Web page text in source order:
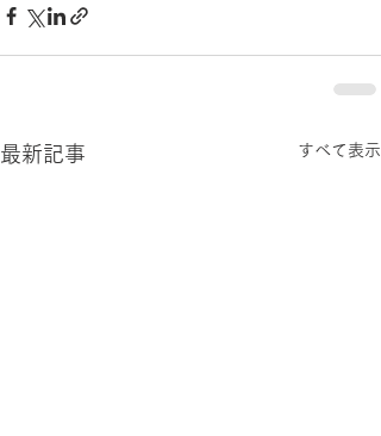
最新記事 すべて表示